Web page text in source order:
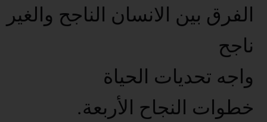
الفرق بين الانسان الناجح والغير
ناجح
واجه تحديات الحياة
خطوات النجاح الأربعة.